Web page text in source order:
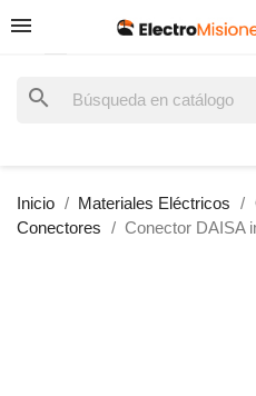
search
Inicio Materiales Eléctricos
Conectores
Conector DAISA